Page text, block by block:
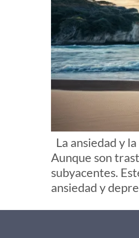
La ansiedad y
Aunque son
subyacentes.
ansiedad y